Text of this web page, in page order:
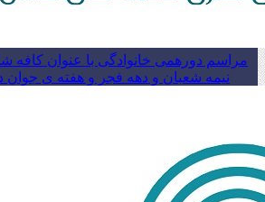
مراسم دورهمی خانوادگی با عنوان کافه
نیمه شعبان و دهه فجر و هفته ی جوان